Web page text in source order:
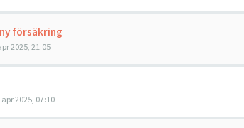
försäkring
2025, 21:05
2025, 07:10